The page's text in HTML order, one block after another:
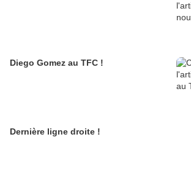
Diego Gomez au TFC !
Dernière ligne droite !